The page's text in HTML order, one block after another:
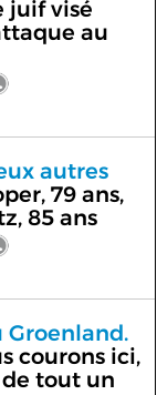
juif visé
au
autres
79 ans,
85 ans
courons ici,
tout un